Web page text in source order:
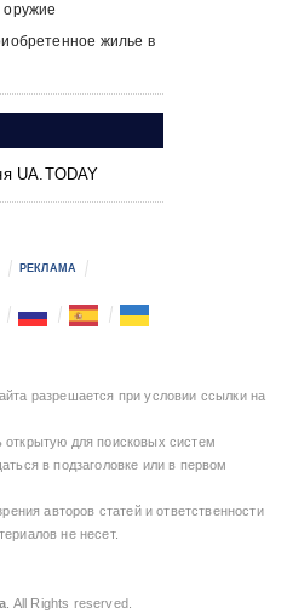
оружие
жилье в
UA.TODAY
РЕКЛАМА
разрешается при условии ссылки на
для поисковых систем
в подзаголовке или в первом
авторов статей и ответственности
не несет.
. All Rights reserved.